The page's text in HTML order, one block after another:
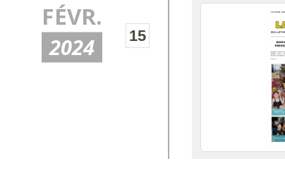
FÉVR.
2024 15